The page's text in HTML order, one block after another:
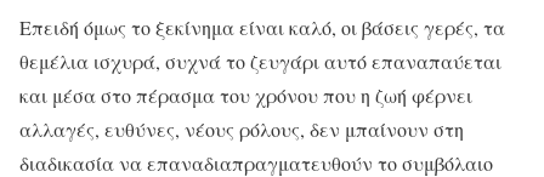
Επειδή όμως το ξεκίνημα είναι καλό, οι βάσεις γερές, τα
θεμέλια ισχυρά, συχνά το ζευγάρι αυτό επαναπαύεται
και μέσα στο πέρασμα του χρόνου που η ζωή φέρνει
αλλαγές, ευθύνες, νέους ρόλους, δεν μπαίνουν στη
διαδικασία να επαναδιαπραγματευθούν το συμβόλαιο